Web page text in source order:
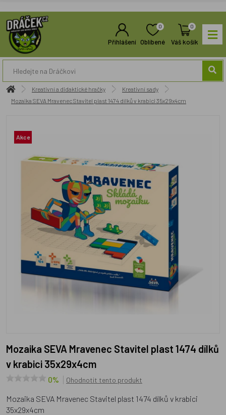
Přihlášení
0
Oblíbené
0
Váš košík
Kreativní a didaktické hračky
Kreativní sady
Mozaika SEVA Mravenec Stavitel plast 1474 dílků v krabici 35x29x4cm
Akce
Mozaika SEVA Mravenec Stavitel plast 1474 dílků
v krabici 35x29x4cm
0% Ohodnotit tento produkt
Mozaika SEVA Mravenec Stavitel plast 1474 dílků v krabici
35x29x4cm